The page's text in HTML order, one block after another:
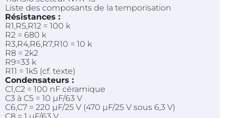
Liste des composants de la temporisation
Résistances :
R1,R5,R12 = 100 k
R2 = 680 k
R3,R4,R6,R7,R10 = 10 k
R8 = 2k2
R9=33 k
R11 = 1k5 (cf. texte)
Condensateurs :
C1,C2 = 100 nF céramique
C3 à C5 = 10 µF/63 V
C6,C7 = 220 µF/25 V (470 µF/25 V sous 6,3 V)